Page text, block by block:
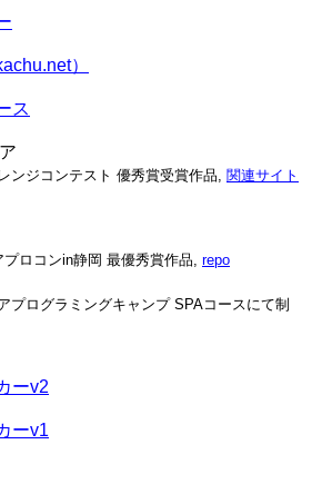
）
ス
ンジコンテスト 優秀賞受賞作品, 関連サイト
ロコンin静岡 最優秀賞作品, repo
プログラミングキャンプ SPAコースにて制
ーv2
ーv1